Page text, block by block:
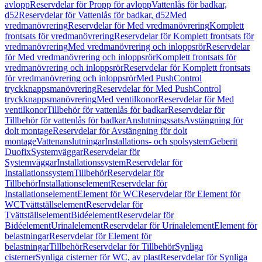
avloppReservdelar för Propp för avloppVattenlås för badkar,
d52Reservdelar för Vattenlås för badkar, d52Med
vredmanövreringReservdelar för Med vredmanövreringKomplett
frontsats för vredmanövreringReservdelar för Komplett frontsats för
vredmanövreringMed vredmanövrering och inloppsrörReservdelar
för Med vredmanövrering och inloppsrörKomplett frontsats för
vredmanövrering och inloppsrörReservdelar för Komplett frontsats
för vredmanövrering och inloppsrörMed PushControl
tryckknappsmanövreringReservdelar för Med PushControl
tryckknappsmanövreringMed ventilkonorReservdelar för Med
ventilkonorTillbehör för vattenlås för badkarReservdelar för
Tillbehör för vattenlås för badkarAnslutningssatsAvstängning för
dolt montageReservdelar för Avstängning för dolt
montageVattenanslutningarInstallations- och spolsystemGeberit
DuofixSystemväggarReservdelar för
SystemväggarInstallationssystemReservdelar för
InstallationssystemTillbehörReservdelar för
TillbehörInstallationselementReservdelar för
InstallationselementElement för WCReservdelar för Element för
WCTvättställselementReservdelar för
TvättställselementBidéelementReservdelar för
BidéelementUrinalelementReservdelar för UrinalelementElement för
belastningarReservdelar för Element för
belastningarTillbehörReservdelar för TillbehörSynliga
cisternerSynliga cisterner för WC, av plastReservdelar för Synliga